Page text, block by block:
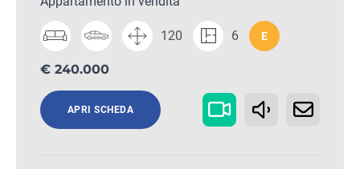
120 6 E
€ 240.000
APRI SCHEDA